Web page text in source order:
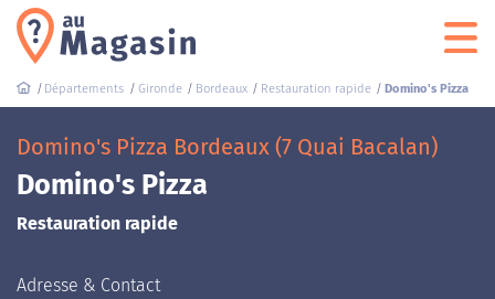
Départements Gironde Bordeaux Restauration rapide Domino's Pizza
Domino's Pizza Bordeaux (7 Quai Bacalan)
Domino's Pizza
Restauration rapide
Adresse & Contact